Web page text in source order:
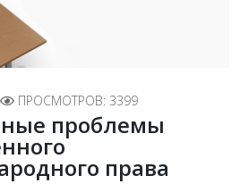
ПРОСМОТРОВ: 3399
проблемы
права